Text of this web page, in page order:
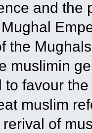
and the
the
muslimin
to favour
muslim
of